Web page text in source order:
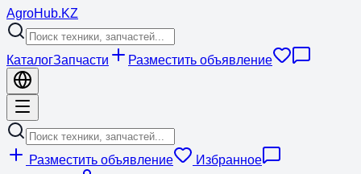
AgroHub.KZ
КаталогЗапчасти Разместить объявление
Разместить объявление
Избранное